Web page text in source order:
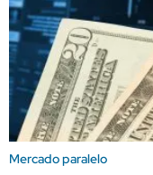
Mercado paralelo